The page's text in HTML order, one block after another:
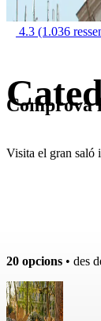
4.3 (1.036
Visita el gran saló
Comprova
20 opcions • des